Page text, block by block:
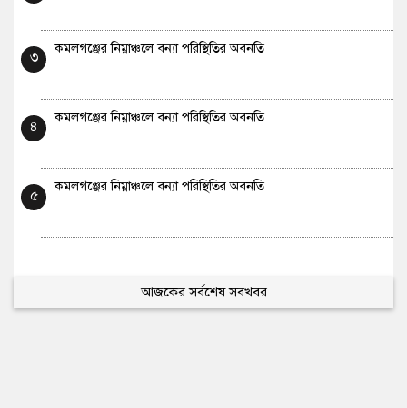
৩
কমলগঞ্জের নিম্নাঞ্চলে বন্যা পরিস্থিতির অবনতি
৪
কমলগঞ্জের নিম্নাঞ্চলে বন্যা পরিস্থিতির অবনতি
৫
কমলগঞ্জের নিম্নাঞ্চলে বন্যা পরিস্থিতির অবনতি
আজকের সর্বশেষ সবখবর